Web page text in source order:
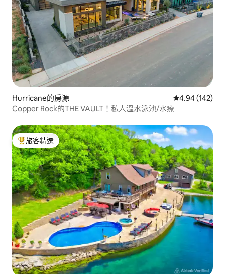
Hurricane的房源 從 142 則評價
4.94 (142)
Copper Rock的THE VAULT！私人溫水泳池/水療
旅客精選榜首
旅客精選